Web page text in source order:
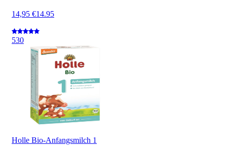
14,95 €14.95
530
Holle Bio-Anfangsmilch 1